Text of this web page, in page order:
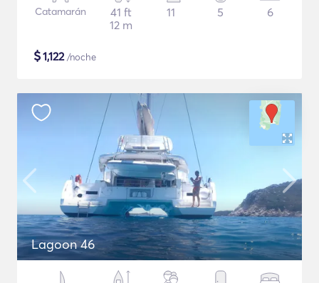
Catamarán
41 ft
12 m
11 5 6
$1,122/noche
Lagoon 46